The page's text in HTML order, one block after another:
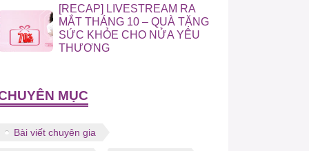
[RECAP] LIVESTREAM RA
MẮT THÁNG 10 – QUÀ TẶNG
SỨC KHỎE CHO NỬA YÊU
THƯƠNG
MỤC
Bài viết chuyên gia